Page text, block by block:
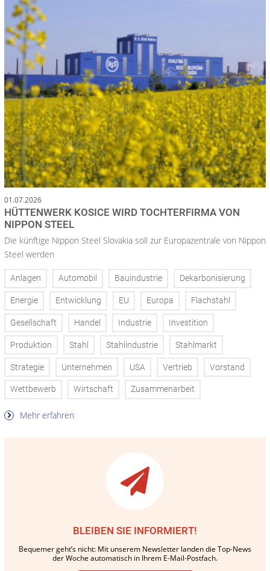
01.07.2026
HÜTTENWERK KOSICE WIRD TOCHTERFIRMA VON
NIPPON STEEL
Die künftige Nippon Steel Slovakia soll zur Europazentrale von Nippon
Steel werden
Anlagen Automobil Bauindustrie Dekarbonisierung
Energie Entwicklung EU Europa Flachstahl
Gesellschaft Handel Industrie Investition
Produktion Stahl Stahlindustrie Stahlmarkt
Strategie Unternehmen USA Vertrieb Vorstand
Wettbewerb Wirtschaft Zusammenarbeit
Mehr erfahren
BLEIBEN SIE INFORMIERT!
Bequemer geht’s nicht: Mit unserem Newsletter landen die Top-News
der Woche automatisch in Ihrem E-Mail-Postfach.